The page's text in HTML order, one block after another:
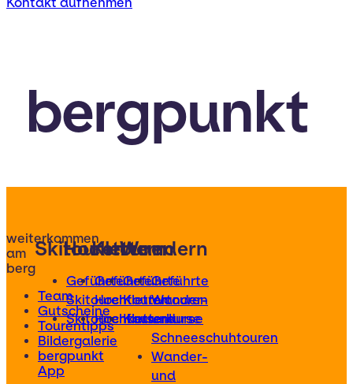
bergpunkt
weiterkommen
am
berg
Team
Gutscheine
Tourentipps
Bildergalerie
bergpunkt
App
Skitouren
Geführte
Skitouren
Skitourenkurse
Hochtouren
Geführte
Hochtouren
Hochtourenkurse
Klettern
Geführte
Klettertouren
Kletterkurse
Wandern
Geführte
Wander-
und
Schneeschuhtouren
Wander-
und